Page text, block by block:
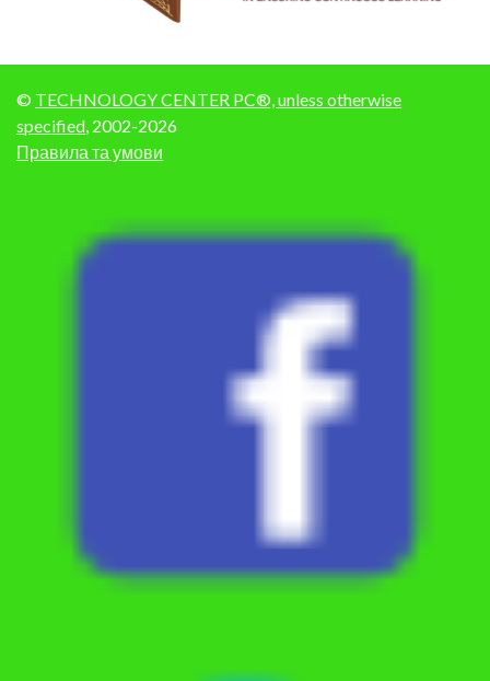
© TECHNOLOGY CENTER PC®, unless otherwise
specified, 2002-2026
Правила та умови